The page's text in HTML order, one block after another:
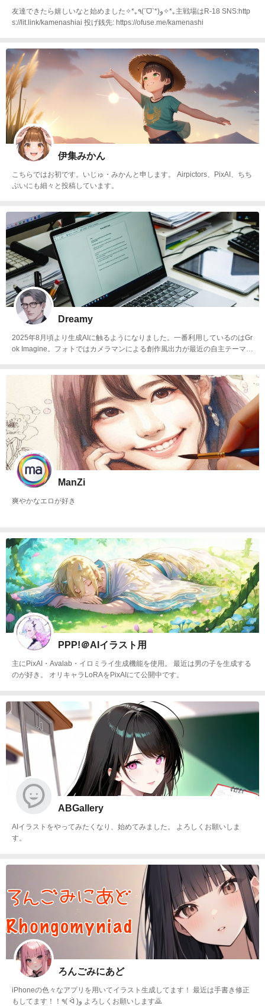
友達できたら嬉しいなと始めました✧*｡٩(ˊᗜˋ*)و✧*｡主戦場はR-18 SNS:http
s://lit.link/kamenashiai 投げ銭先: https://ofuse.me/kamenashi
伊集みかん
こちらではお初です。いじゅ・みかんと申します。 Airpictors、PixAI、ちち
ぷいにも細々と投稿しています。
Dreamy
2025年8月頃より生成AIに触るようになりました。一番利用しているのはGr
ok Imagine。フォトではカメラマンによる創作風出力が最近の自主テーマで
ManZi
爽やかなエロが好き
PPP!＠AIイラスト用
主にPixAI・Avalab・イロミライ生成機能を使用。 最近は男の子を生成する
のが好き。 オリキャラLoRAをPixAIにて公開中です。
ABGallery
AIイラストをやってみたくなり、始めてみました。 よろしくお願いしま
す。
ろんごみにあど
iPhoneの色々なアプリを用いてイラスト生成してます！ 最近は手書き修正
もしてます！！٩( ᐛ )و よろしくお願いします🙇